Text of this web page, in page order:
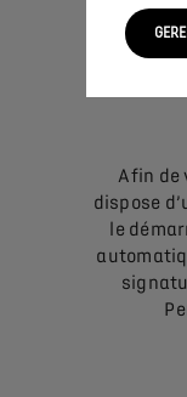
Afin de
dispose
le